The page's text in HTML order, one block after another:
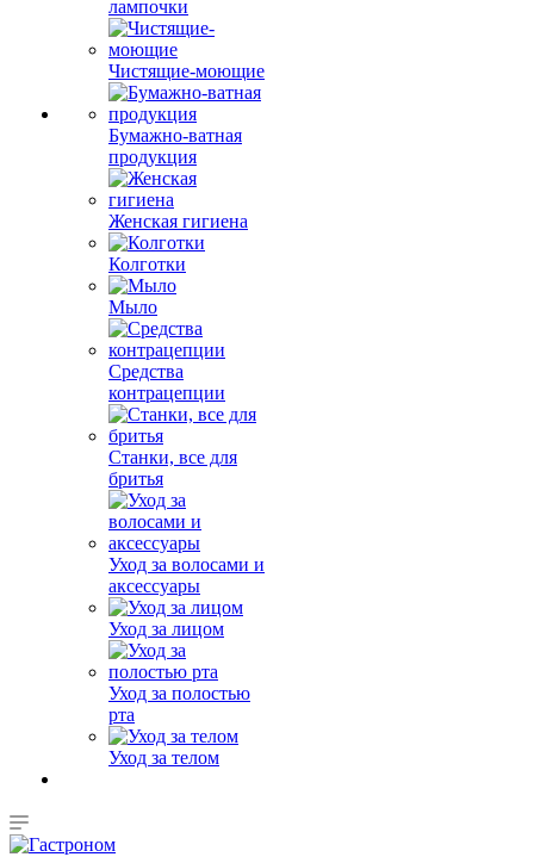
лампочки
Чистящие-моющие
Бумажно-ватная
продукция
Женская гигиена
Колготки
Мыло
Средства
контрацепции
Станки, все для
бритья
Уход за волосами и
аксессуары
Уход за лицом
Уход за полостью
рта
Уход за телом